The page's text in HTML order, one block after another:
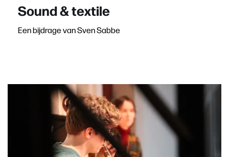
Sound & textile
Een bijdrage van Sven Sabbe